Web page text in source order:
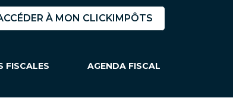
À MON CLICKIMPÔTS
FISCALES AGENDA FISCAL